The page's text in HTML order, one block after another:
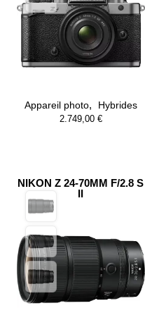
Appareil photo,
Hybrides
2.749,00 €
NIKON Z 24-70MM F/2.8 S
II